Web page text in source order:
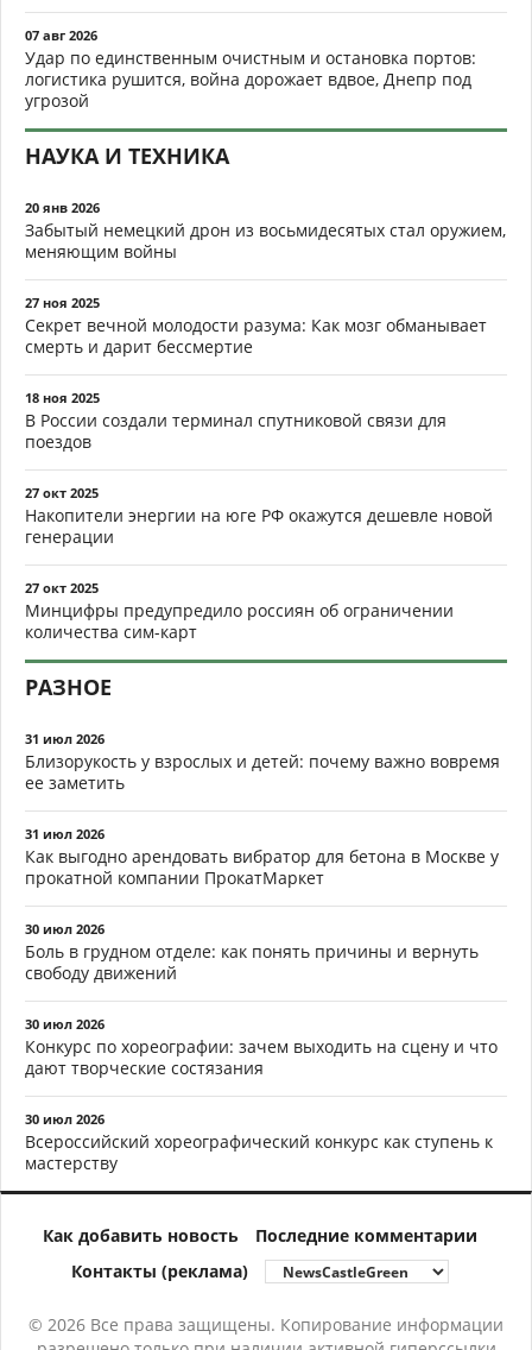
07 авг 2026
Удар по единственным очистным и остановка портов:
логистика рушится, война дорожает вдвое, Днепр под
угрозой
НАУКА И ТЕХНИКА
20 янв 2026
Забытый немецкий дрон из восьмидесятых стал оружием,
меняющим войны
27 ноя 2025
Секрет вечной молодости разума: Как мозг обманывает
смерть и дарит бессмертие
18 ноя 2025
В России создали терминал спутниковой связи для
поездов
27 окт 2025
Накопители энергии на юге РФ окажутся дешевле новой
генерации
27 окт 2025
Минцифры предупредило россиян об ограничении
количества сим-карт
РАЗНОЕ
31 июл 2026
Близорукость у взрослых и детей: почему важно вовремя
ее заметить
31 июл 2026
Как выгодно арендовать вибратор для бетона в Москве у
прокатной компании ПрокатМаркет
30 июл 2026
Боль в грудном отделе: как понять причины и вернуть
свободу движений
30 июл 2026
Конкурс по хореографии: зачем выходить на сцену и что
дают творческие состязания
30 июл 2026
Всероссийский хореографический конкурс как ступень к
мастерству
Как добавить новость
Последние комментарии
Контакты (реклама)
© 2026 Все права защищены. Копирование информации